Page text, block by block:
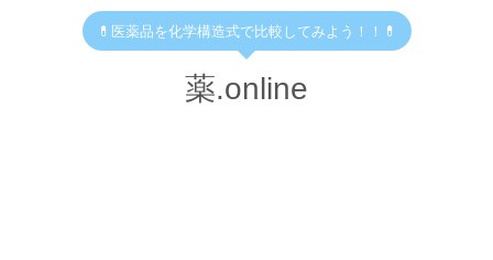
💊医薬品を化学構造式で比較してみよう！！💊
薬.online